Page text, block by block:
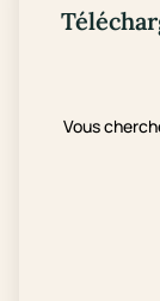
Vous